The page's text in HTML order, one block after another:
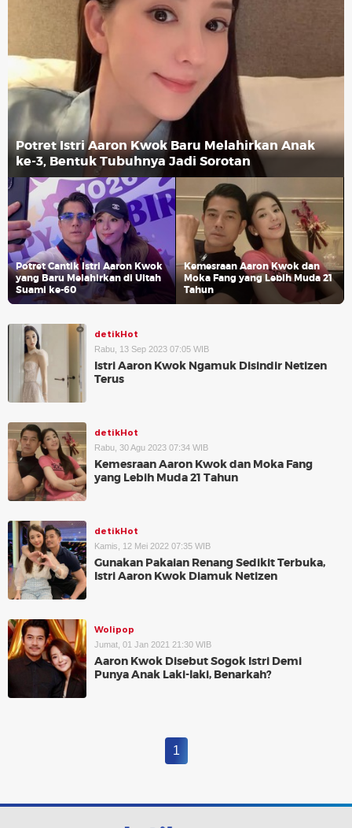
Potret Istri Aaron Kwok Baru Melahirkan Anak
ke-3, Bentuk Tubuhnya Jadi Sorotan
Potret Cantik Istri Aaron Kwok
yang Baru Melahirkan di Ultah
Suami ke-60
Kemesraan Aaron Kwok dan
Moka Fang yang Lebih Muda 21
Tahun
detikHot
Rabu, 13 Sep 2023 07:05 WIB
Istri Aaron Kwok Ngamuk Disindir Netizen
Terus
detikHot
Rabu, 30 Agu 2023 07:34 WIB
Kemesraan Aaron Kwok dan Moka Fang
yang Lebih Muda 21 Tahun
detikHot
Kamis, 12 Mei 2022 07:35 WIB
Gunakan Pakaian Renang Sedikit Terbuka,
Istri Aaron Kwok Diamuk Netizen
Wolipop
Jumat, 01 Jan 2021 21:30 WIB
Aaron Kwok Disebut Sogok Istri Demi
Punya Anak Laki-laki, Benarkah?
1